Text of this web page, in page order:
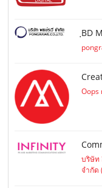
BD
Oops
บริษัท
จำกัด